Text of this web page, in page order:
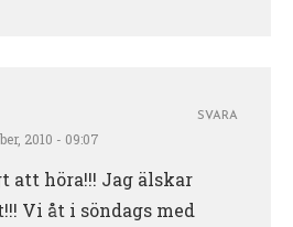
2010 - 09:07
att höra!!! Jag älskar
Vi åt i söndags med
SVARA